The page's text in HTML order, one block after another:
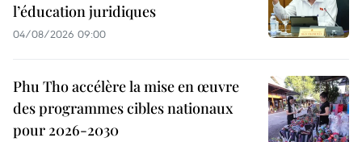
l’éducation juridiques
04/08/2026 09:00
Phu Tho accélère la mise en œuvre
des programmes cibles nationaux
pour 2026-2030